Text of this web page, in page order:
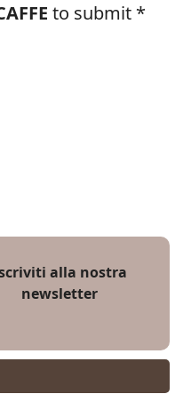
to submit *
alla nostra
newsletter